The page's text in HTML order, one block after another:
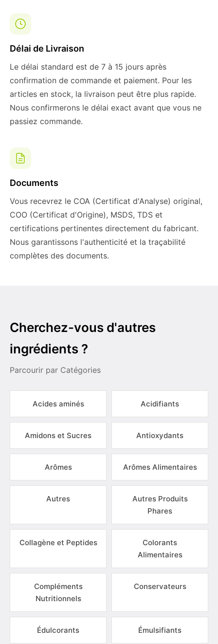
Délai de Livraison
Le délai standard est de 7 à 15 jours après
confirmation de commande et paiement. Pour les
articles en stock, la livraison peut être plus rapide.
Nous confirmerons le délai exact avant que vous ne
passiez commande.
Documents
Vous recevrez le COA (Certificat d'Analyse) original,
COO (Certificat d'Origine), MSDS, TDS et
certifications pertinentes directement du fabricant.
Nous garantissons l'authenticité et la traçabilité
complètes des documents.
Cherchez-vous d'autres
ingrédients ?
Parcourir par Catégories
Acides aminés Acidifiants
Amidons et Sucres Antioxydants
Arômes Arômes Alimentaires
Autres
Autres Produits
Phares
Collagène et Peptides
Colorants
Alimentaires
Compléments
Nutritionnels
Conservateurs
Édulcorants Émulsifiants